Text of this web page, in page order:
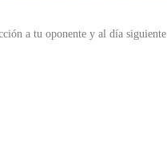
a tu oponente y al día